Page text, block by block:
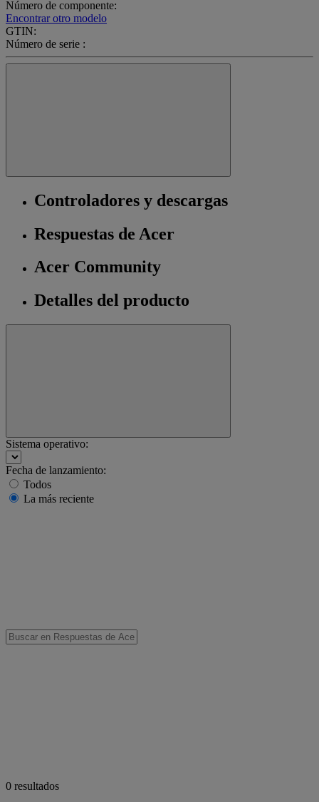
Número de componente:
Encontrar otro modelo
GTIN:
Número de serie :
Controladores y descargas
Respuestas de Acer
Acer Community
Detalles del producto
Sistema operativo:
Fecha de lanzamiento:
Todos
La más reciente
0 resultados